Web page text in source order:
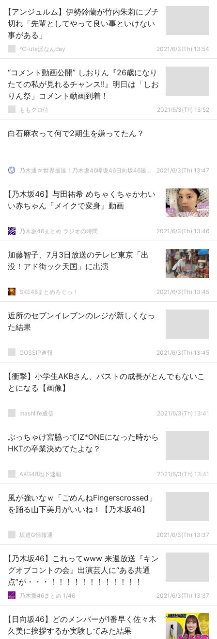
【アンジュルム】伊勢鈴蘭が竹内朱莉にブチ
切れ「先輩としてやって良い事といけない
事がある」
℃-ute派なんday 2021/6/3(Th) 13:54
“コメント動画公開” しおりん『26歳になり
たての私が見れるチャンス!!』明日は「しお
りん祭」コメント動画到着！
ももクロ侍 2021/6/3(Th) 13:52
白石麻衣って何で2期生を嫌ってたん？
乃木通☆世界最速！乃木坂46欅坂46日向坂46速報まとめ 2021/6/3(Th) 13:47
【乃木坂46】与田祐希 めちゃくちゃかわい
い赤ちゃん『メイクで変身』動画
乃木坂46まとめ ラジオの時間 2021/6/3(Th) 13:46
加藤智子、7月3日放送のテレビ東京「出
没！アド街ック天国」に出演
SKE48まとめろぐっ！ 2021/6/3(Th) 13:45
近所のセブンイレブンのレジが新しくなっ
た結果
GOSSIP速報 2021/6/3(Th) 13:45
【衝撃】小学生AKBさん、バストの成長がとんでもないこ
とになる【画像】
mashlife通信 2021/6/3(Th) 13:41
ぶっちゃけ宮脇ってIZ*ONEになった時から
HKTの卒業決めてたよな？
AKB48地下速報 2021/6/3(Th) 13:41
風が強いなｗ「ごめんねFingerscrossed」
を踊る山下美月がいいね！【乃木坂46】
坂道G情報通 2021/6/3(Th) 13:37
【乃木坂46】これってwww 来週放送『キン
グオブコントの会』出演芸人に“ある共通
点”が・・・！！！！！！！！！！！！
乃木坂46まとめ 1/46 2021/6/3(Th) 13:37
【日向坂46】どのメンバーが1番早く佐々木
久美に挨拶するか実験してみた結果